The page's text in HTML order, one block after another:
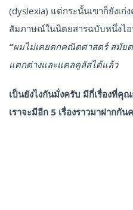
(dyslexia) แต่กระนั้นเขาก็ยังเ
สัมภาษณ์ในนิตยสารฉบับหนึ่งไอ
“ผมไม่เคยตกคณิตศาสตร์ สมัย
แตกต่างและแคลคูลัสได้แล้ว
เป็นยังไงกันมั่งครับ มีกี่เรื่องที่คุ
เราจะมีอีก 5 เรื่องราวมาฝากกัน